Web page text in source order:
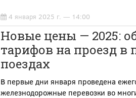
4 января 2025 г. — 14:00
Новые цены — 2025:
тарифов на проезд в
поездах
В первые дни января проведена
железнодорожные перевозки во